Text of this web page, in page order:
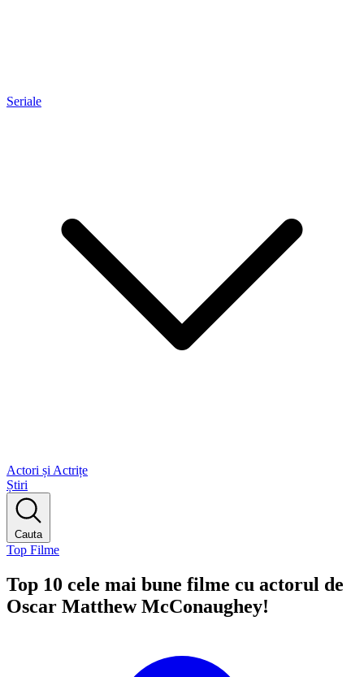
Seriale
Actori și Actrițe
Știri
Cauta
Top Filme
Top 10 cele mai bune filme cu actorul de
Oscar Matthew McConaughey!